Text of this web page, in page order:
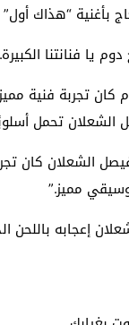
بأغنية “هذاك
يا فنانتنا
تجربة فنية
الشعلان تحمل
الشعلان كان
مميز.”
إعجابه باللحن